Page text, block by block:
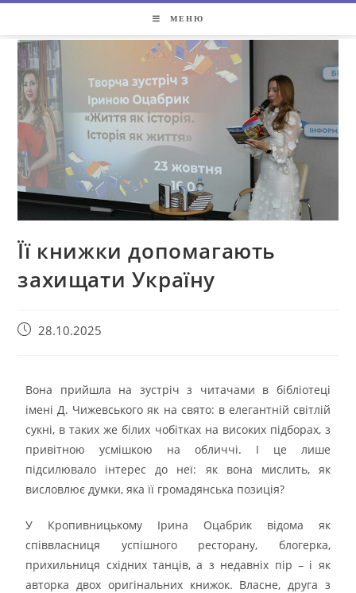
МЕНЮ
Її книжки допомагають
захищати Україну
28.10.2025
Вона прийшла на зустріч з читачами в бібліотеці
імені Д. Чижевського як на свято: в елегантній світлій
сукні, в таких же білих чобітках на високих підборах, з
привітною усмішкою на обличчі. І це лише
підсилювало інтерес до неї: як вона мислить, як
висловлює думки, яка її громадянська позиція?
У Кропивницькому Ірина Оцабрик відома як
співвласниця успішного ресторану, блогерка,
прихильниця східних танців, а з недавніх пір – і як
авторка двох оригінальних книжок. Власне, друга з